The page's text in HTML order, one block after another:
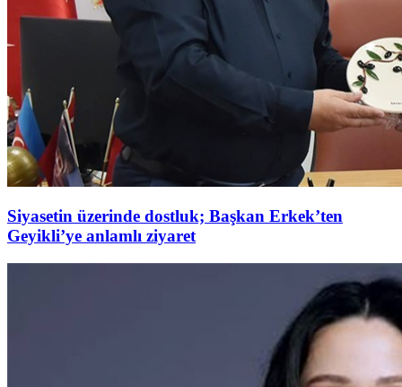
Siyasetin üzerinde dostluk; Başkan Erkek’ten
Geyikli’ye anlamlı ziyaret